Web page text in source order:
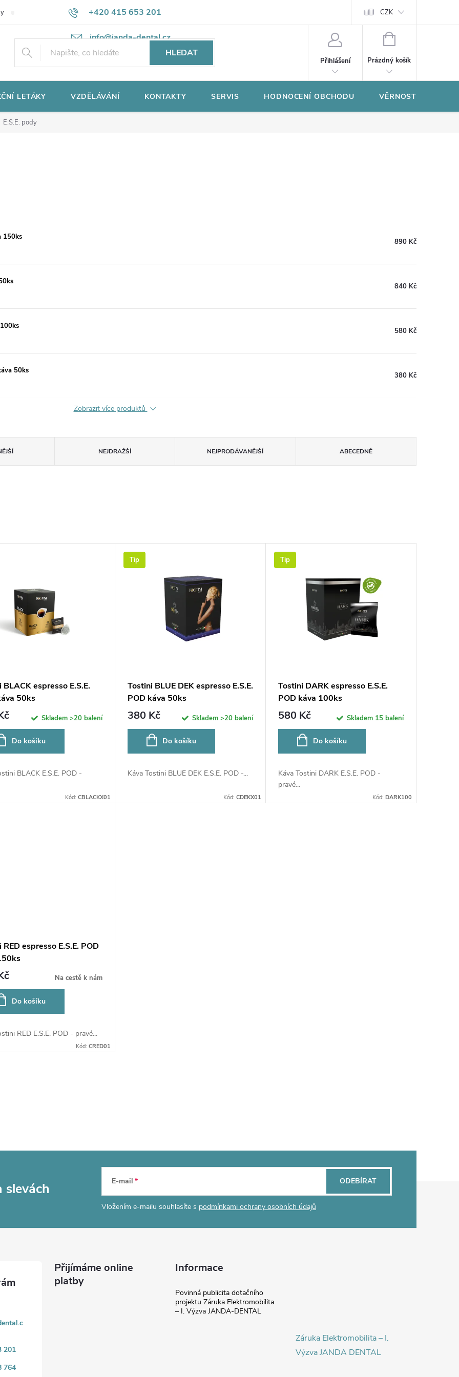
+420 415 653 201
info@janda-dental.cz
Potřebujete poradit? Ochrana osobních údajů CZK
HLEDAT
Přihlášení
NÁKUPNÍ
Prázdný košík
LETÁKY VZDĚLÁVÁNÍ KONTAKTY SERVIS HODNOCENÍ OBCHODU VĚRNOSTNÍ
E.S.E. pody
150ks
890 Kč
840 Kč
580 Kč
50ks
380 Kč
Zobrazit více produktů
NEJDRAŽŠÍ NEJPRODÁVANĚJŠÍ ABECEDNĚ
BLACK espresso E.S.E.
50ks
Skladem >20 balení
Do košíku
BLACK E.S.E. POD -
Kód: CBLACKX01
Tip
Tostini BLUE DEK espresso E.S.E.
POD káva 50ks
380 Kč Skladem >20 balení
Do košíku
Káva Tostini BLUE DEK E.S.E. POD -...
Kód: CDEKX01
Tip
Tostini DARK espresso E.S.E.
POD káva 100ks
580 Kč Skladem 15 balení
Do košíku
Káva Tostini DARK E.S.E. POD -
pravé...
Kód: DARK100
RED espresso E.S.E. POD
Na cestě k nám
Do košíku
RED E.S.E. POD - pravé...
Kód: CRED01
slevách E-mail
Vložením e-mailu souhlasíte s podmínkami ochrany osobních údajů
ODEBÍRAT
201
764
Přijímáme online
platby
Informace
Povinná publicita dotačního
projektu Záruka Elektromobilita
– I. Výzva JANDA-DENTAL
Záruka Elektromobilita – I.
Výzva JANDA DENTAL